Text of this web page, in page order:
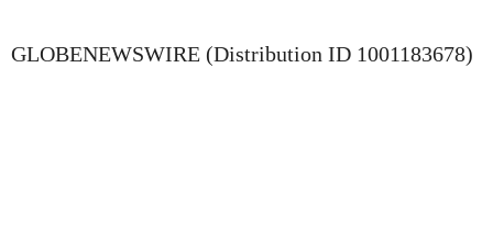
GLOBENEWSWIRE (Distribution ID 1001183678)